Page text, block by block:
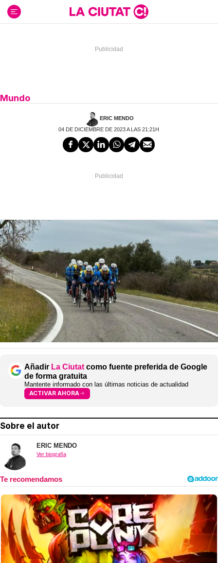
contenido
Mundo
ERIC MENDO
04 DE DICIEMBRE DE 2023 A LAS 21:21H
Añadir La Ciutat como fuente preferida de Google
de forma gratuita
Mantente informado con las últimas noticias de actualidad
ACTIVAR AHORA
Sobre el autor
ERIC MENDO
Ver biografía